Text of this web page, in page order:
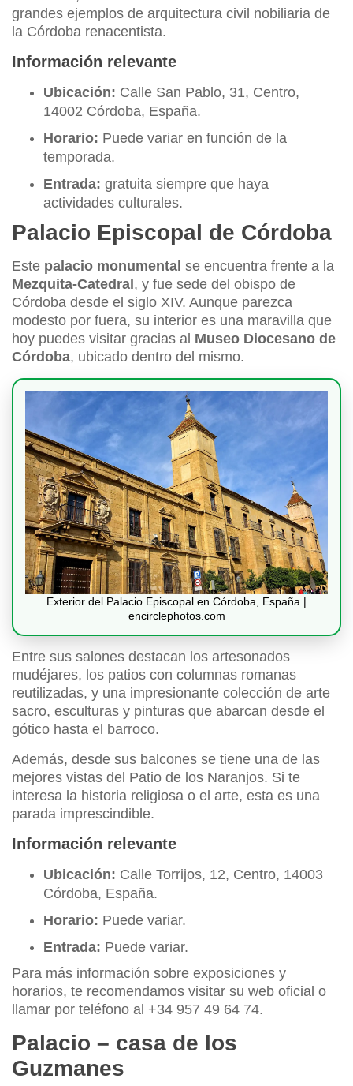
grandes ejemplos de arquitectura civil nobiliaria de
la Córdoba renacentista.
Información relevante
Ubicación: Calle San Pablo, 31, Centro,
14002 Córdoba, España.
Horario: Puede variar en función de la
temporada.
Entrada: gratuita siempre que haya
actividades culturales.
Palacio Episcopal de Córdoba
Este palacio monumental se encuentra frente a la
Mezquita-Catedral , y fue sede del obispo de
Córdoba desde el siglo XIV. Aunque parezca
modesto por fuera, su interior es una maravilla que
hoy puedes visitar gracias al Museo Diocesano de
Córdoba, ubicado dentro del mismo.
Exterior del Palacio Episcopal en Córdoba, España |
encirclephotos.com
Entre sus salones destacan los artesonados
mudéjares, los patios con columnas romanas
reutilizadas, y una impresionante colección de arte
sacro, esculturas y pinturas que abarcan desde el
gótico hasta el barroco.
Además, desde sus balcones se tiene una de las
mejores vistas del Patio de los Naranjos. Si te
interesa la historia religiosa o el arte, esta es una
parada imprescindible.
Información relevante
Ubicación: Calle Torrijos, 12, Centro, 14003
Córdoba, España.
Horario: Puede variar.
Entrada: Puede variar.
Para más información sobre exposiciones y
horarios, te recomendamos visitar su web oficial o
llamar por teléfono al +34 957 49 64 74.
Palacio – casa de los
Guzmanes